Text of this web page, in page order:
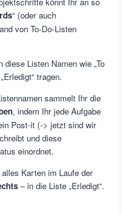
“ (oder auch
von To-Do-Listen
Listen Namen wie „To
tragen.
sammelt Ihr die
, indem Ihr jede Aufgabe
Post-it (-> jetzt sind wir
und diese
einordnet.
Karten im Laufe der
– in die Liste „Erledigt“.